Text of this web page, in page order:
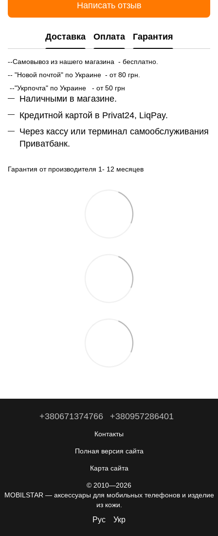
Написать отзыв
Доставка Оплата Гарантия
--Самовывоз из нашего магазина - бесплатно.
-- "Новой почтой" по Украине - от 80 грн.
--"Укрпочта" по Украине - от 50 грн
Наличными в магазине.
Кредитной картой в Privat24, LiqPay.
Через кассу или терминал самообслуживания
Приватбанк.
Гарантия от производителя 1- 12 месяцев
+380671374766 +380957286401
Контакты
Полная версия сайта
Карта сайта
© 2010—2026
MOBILSTAR — аксессуары для мобильных телефонов и изделие
из кожи.
Рус Укр